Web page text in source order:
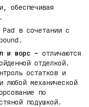
обеспечивая
Pad в сочетании с
и ворс – отличаются
отделкой.
остатков и
любой механической
по
подушкой.